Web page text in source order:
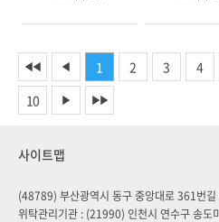
◀◀ ◀ 1 2 3 4
10
▶ ▶▶
사이트맵
(48789) 부산광역시 동구 중앙대로 361번
위탁관리기관 : (21990) 인천시 연수구 송도